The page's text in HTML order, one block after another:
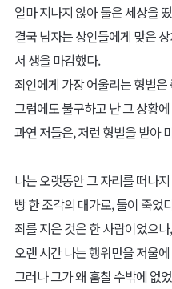
얼마 지나지 않아 둘은 세상을
결국 남자는 상인들에게 맞은
서 생을 마감했다.
죄인에게 가장 어울리는 형벌은
그럼에도 불구하고 난 그 상황
과연 저들은, 저런 형벌을 받아
나는 오랫동안 그 자리를 떠나
빵 한 조각의 대가로, 둘이 죽었
죄를 지은 것은 한 사람이었으
오랜 시간 나는 행위만을 저울
그러나 그가 왜 훔칠 수밖에 없